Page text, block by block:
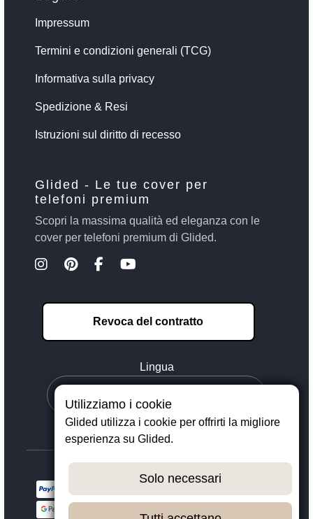
Impressum
Termini e condizioni generali (TCG)
Informativa sulla privacy
Spedizione & Resi
Istruzioni sul diritto di recesso
Glided - Le tue cover per
telefoni premium
Scopri la massima qualità ed eleganza con le
cover per telefoni premium di Glided.
Revoca del contratto
Lingua
Utilizziamo i cookie
Glided utilizza i cookie per offrirti la migliore
esperienza su Glided.
Solo necessari